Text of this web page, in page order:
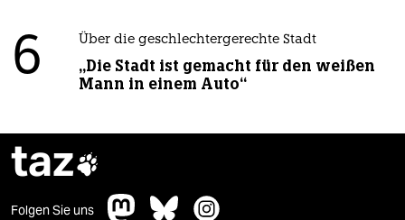
6 Über die geschlechtergerechte Stadt
„Die Stadt ist gemacht für den weißen
Mann in einem Auto“
taz
Folgen Sie uns